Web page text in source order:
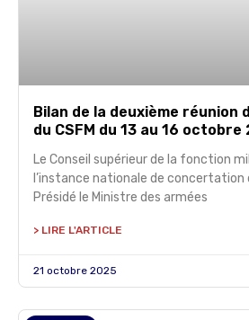
Bilan de la deuxième réunion
du CSFM du 13 au 16 octobre
Le Conseil supérieur de la fonction
l’instance nationale de concertation
Présidé le Ministre des armées
> LIRE L'ARTICLE
21 octobre 2025